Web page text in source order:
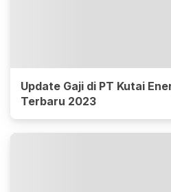
Update Gaji di PT Kutai
Terbaru 2023